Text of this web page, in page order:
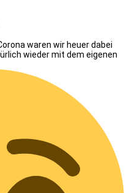
waren wir heuer dabei
wieder mit dem eigenen